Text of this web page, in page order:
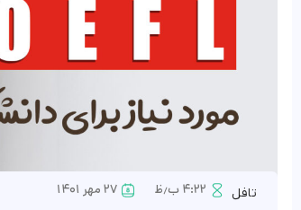
تافل ۴:۲۲ ب٫ظ ۲۷ مهر ۱۴۰۱